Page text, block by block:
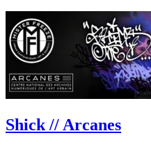
Shick // Arcanes